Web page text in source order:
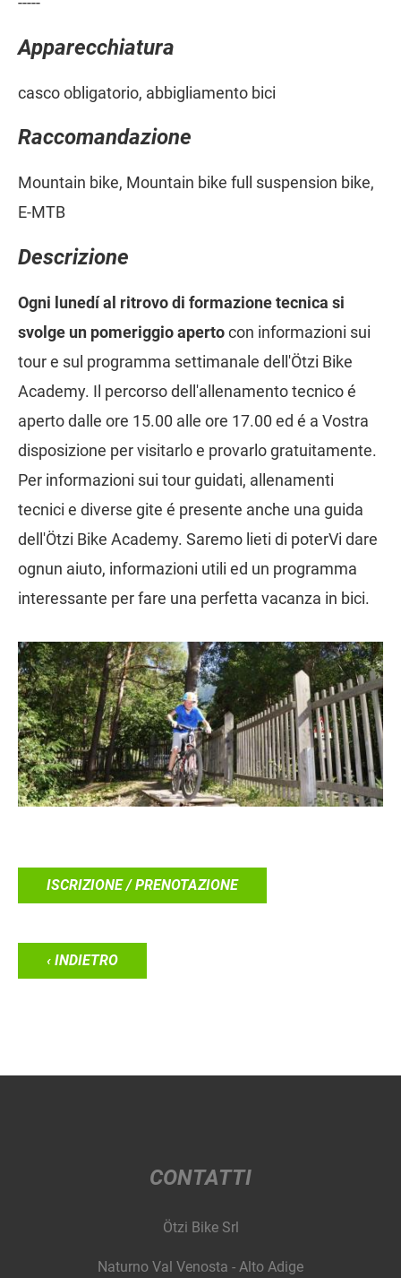
Apparecchiatura
casco obligatorio, abbigliamento bici
Raccomandazione
Mountain bike, Mountain bike full suspension bike,
E-MTB
Descrizione
Ogni lunedí al ritrovo di formazione tecnica si
svolge un pomeriggio apertocon informazioni sui
tour e sul programma settimanale dell'Ötzi Bike
Academy. Il percorso dell'allenamento tecnico é
aperto dalle ore 15.00 alle ore 17.00 ed é a Vostra
disposizione per visitarlo e provarlo gratuitamente.
Per informazioni sui tour guidati, allenamenti
tecnici e diverse gite é presente anche una guida
dell'Ötzi Bike Academy. Saremo lieti di poterVi dare
ognun aiuto, informazioni utili ed un programma
interessante per fare una perfetta vacanza in bici.
ISCRIZIONE / PRENOTAZIONE
‹ INDIETRO
CONTATTI
Ötzi Bike Srl
Naturno Val Venosta - Alto Adige